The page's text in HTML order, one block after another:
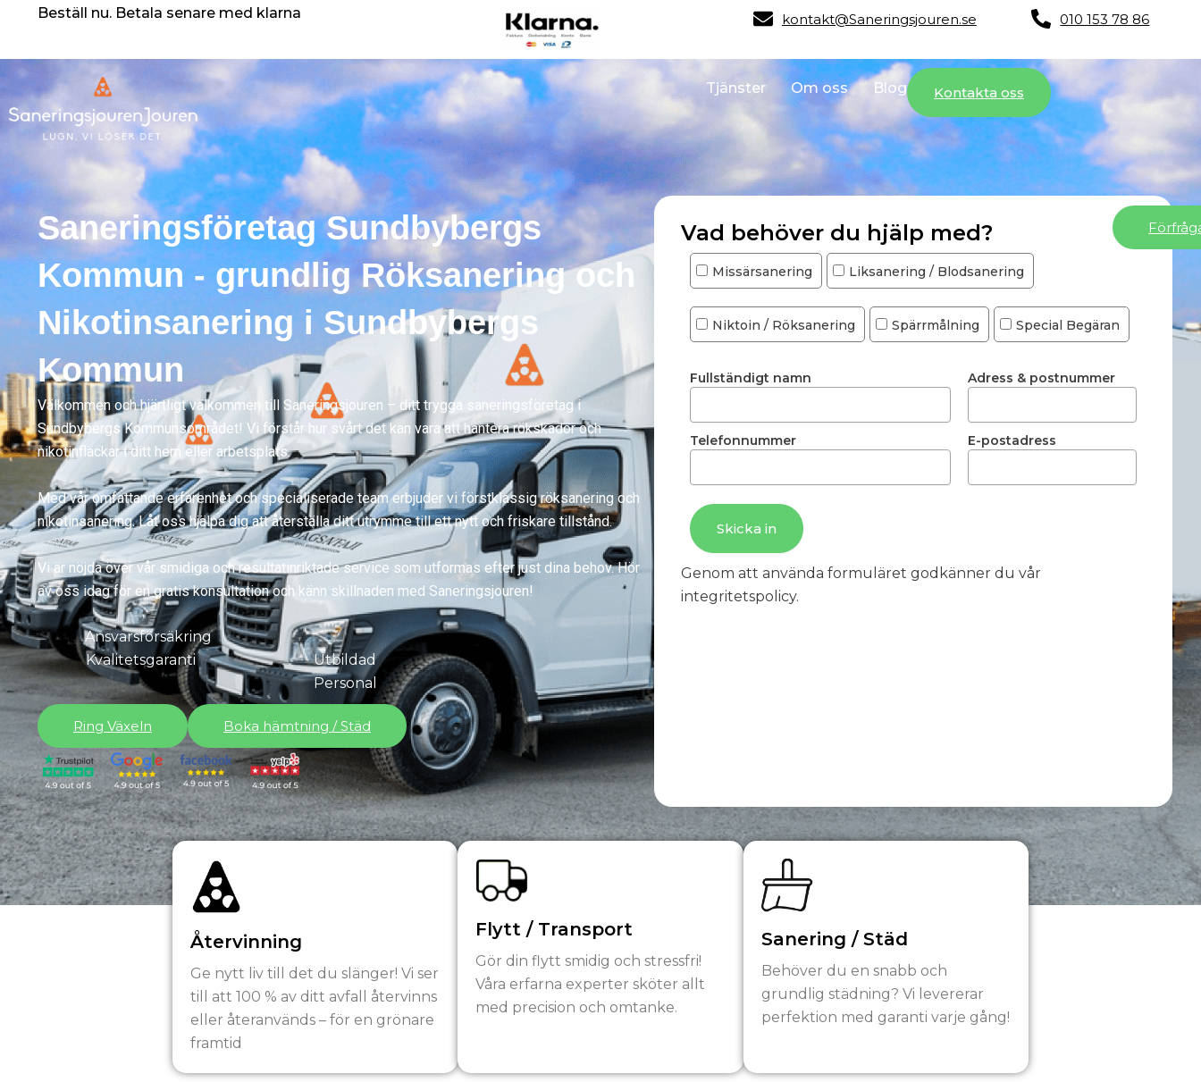
content
Beställ nu. Betala senare med klarna kontakt@Saneringsjouren.se 010 153 78 86
Tjänster Om oss Blog Kontakta oss
Saneringsföretag Sundbybergs
Kommun - grundlig Röksanering och
Nikotinsanering i Sundbybergs
Kommun
Välkommen och hjärtligt välkommen till Saneringsjouren – ditt trygga saneringsföretag i
Sundbybergs Kommunsområdet! Vi förstår hur svårt det kan vara att hantera rökskador och
nikotinfläckar i ditt hem eller arbetsplats.
Med vår omfattande erfarenhet och specialiserade team erbjuder vi förstklassig röksanering och
nikotinsanering. Låt oss hjälpa dig att återställa ditt utrymme till ett nytt och friskare tillstånd.
Vi är nöjda över vår smidiga och resultatinriktade service som utformas efter just dina behov. Hör
av oss idag för en gratis konsultation och känn skillnaden med Saneringsjouren!
Ansvarsförsäkring
Kvalitetsgaranti
Utbildad
Personal
Ring Växeln Boka hämtning / Städ
Vad behöver du hjälp med?
Missärsanering Liksanering / Blodsanering
Niktoin / Röksanering Spärrmålning Special Begäran
Fullständigt namn Adress & postnummer
Telefonnummer E-postadress
Skicka in
Genom att använda formuläret godkänner du vår
integritetspolicy.
Återvinning
Ge nytt liv till det du slänger! Vi ser
till att 100 % av ditt avfall återvinns
eller återanvänds – för en grönare
framtid
Flytt / Transport
Gör din flytt smidig och stressfri!
Våra erfarna experter sköter allt
med precision och omtanke.
Sanering / Städ
Behöver du en snabb och
grundlig städning? Vi levererar
perfektion med garanti varje gång!